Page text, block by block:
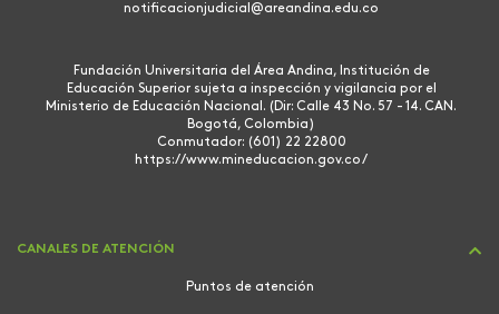
notificacionjudicial@areandina.edu.co
Fundación Universitaria del Área Andina, Institución de
Educación Superior sujeta a inspección y vigilancia por el
Ministerio de Educación Nacional. (Dir: Calle 43 No. 57 - 14. CAN.
Bogotá, Colombia)
Conmutador: (601) 22 22800
https://www.mineducacion.gov.co/
CANALES DE ATENCIÓN
Puntos de atención